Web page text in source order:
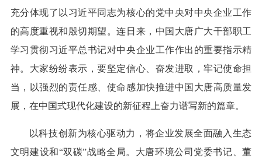
充分体现了以习近平同志为核心的党中央对中央企业工作
的高度重视和殷切期望。连日来，中国大唐广大干部职工
学习贯彻习近平总书记对中央企业工作作出的重要指示精
神。大家纷纷表示，要坚定信心、奋发进取，牢记使命担
当，以强烈的责任感、使命感加快推进中国大唐高质量发
展，在中国式现代化建设的新征程上奋力谱写新的篇章。
以科技创新为核心驱动力，将企业发展全面融入生态
文明建设和“双碳”战略全局。大唐环境公司党委书记、董